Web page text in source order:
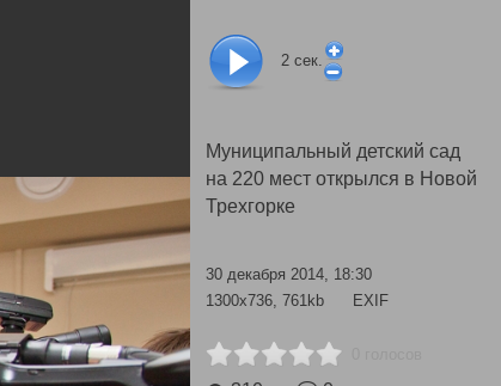
2 сек.
Муниципальный детский сад
на 220 мест открылся в Новой
Трехгорке
30 декабря 2014, 18:30
1300x736, 761kb
EXIF